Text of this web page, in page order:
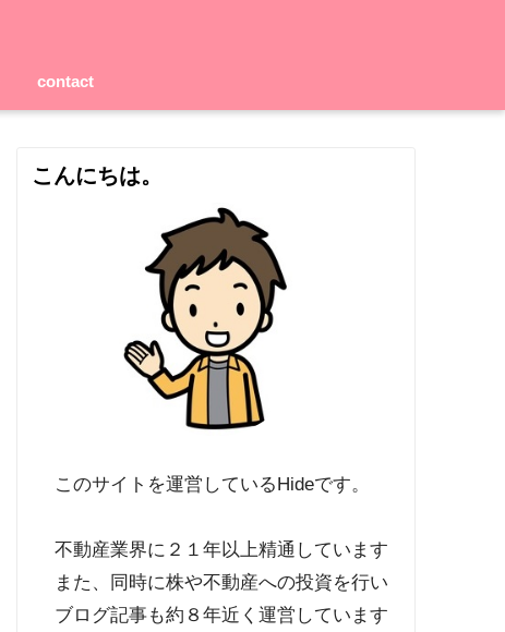
contact
こんにちは。
このサイトを運営しているHideです。
不動産業界に２１年以上精通しています
また、同時に株や不動産への投資を行い
ブログ記事も約８年近く運営しています